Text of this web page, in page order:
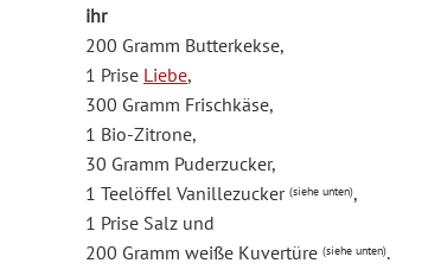
ihr
200 Gramm Butterkekse,
1 Prise Liebe,
300 Gramm Frischkäse,
1 Bio-Zitrone,
30 Gramm Puderzucker,
1 Teelöffel Vanillezucker (siehe unten),
1 Prise Salz und
200 Gramm weiße Kuvertüre (siehe unten).